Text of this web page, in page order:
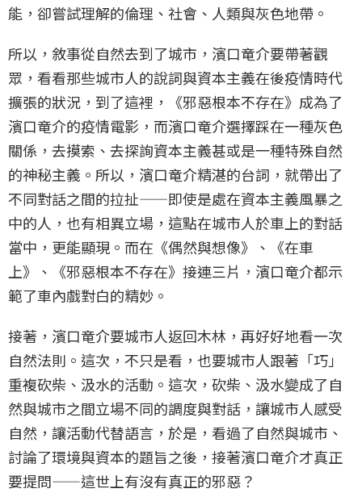
能，卻嘗試理解的倫理、社會、人類與灰色地帶。
所以，敘事從自然去到了城市，濱口竜介要帶著觀
眾，看看那些城市人的說詞與資本主義在後疫情時代
擴張的狀況，到了這裡，《邪惡根本不存在》成為了
濱口竜介的疫情電影，而濱口竜介選擇踩在一種灰色
關係，去摸索、去探詢資本主義甚或是一種特殊自然
的神秘主義。所以，濱口竜介精湛的台詞，就帶出了
不同對話之間的拉扯——即使是處在資本主義風暴之
中的人，也有相異立場，這點在城市人於車上的對話
當中，更能顯現。而在《偶然與想像》、《在車
上》、《邪惡根本不存在》接連三片，濱口竜介都示
範了車內戲對白的精妙。
接著，濱口竜介要城市人返回木林，再好好地看一次
自然法則。這次，不只是看，也要城市人跟著「巧」
重複砍柴、汲水的活動。這次，砍柴、汲水變成了自
然與城市之間立場不同的調度與對話，讓城市人感受
自然，讓活動代替語言，於是，看過了自然與城市、
討論了環境與資本的題旨之後，接著濱口竜介才真正
要提問——這世上有沒有真正的邪惡？